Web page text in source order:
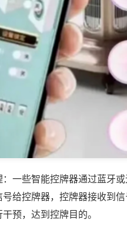
一些智能控牌器通过蓝牙
给控牌器，控牌器接收到
预，达到控牌目的。